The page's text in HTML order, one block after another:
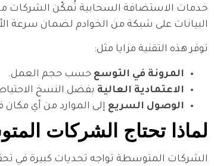
خدمات الاستضافة السحابية تُمكّن الشركات من
البيانات على شبكة من الخوادم لضمان سرعة
توفر هذه التقنية مزايا مثل:
المرونة في التوسع حسب حجم العمل.
الاعتمادية العالية بفضل النسخ
الوصول السريع إلى الموارد من أي مكان
لماذا تحتاج الشركات
الشركات المتوسطة تواجه تحديات كبيرة في